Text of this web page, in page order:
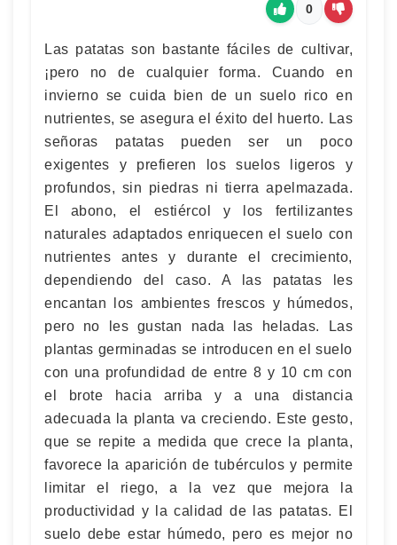
0
Las patatas son bastante fáciles de cultivar,
¡pero no de cualquier forma. Cuando en
invierno se cuida bien de un suelo rico en
nutrientes, se asegura el éxito del huerto. Las
señoras patatas pueden ser un poco
exigentes y prefieren los suelos ligeros y
profundos, sin piedras ni tierra apelmazada.
El abono, el estiércol y los fertilizantes
naturales adaptados enriquecen el suelo con
nutrientes antes y durante el crecimiento,
dependiendo del caso. A las patatas les
encantan los ambientes frescos y húmedos,
pero no les gustan nada las heladas. Las
plantas germinadas se introducen en el suelo
con una profundidad de entre 8 y 10 cm con
el brote hacia arriba y a una distancia
adecuada la planta va creciendo. Este gesto,
que se repite a medida que crece la planta,
favorece la aparición de tubérculos y permite
limitar el riego, a la vez que mejora la
productividad y la calidad de las patatas. El
suelo debe estar húmedo, pero es mejor no